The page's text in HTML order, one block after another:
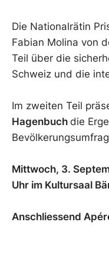
Die Nationalrätin
Fabian Molina von
Teil über die
Schweiz und die
Im zweiten Teil
Hagenbuch die
Mittwoch, 3.
Uhr im Kultursaal
Anschliessend